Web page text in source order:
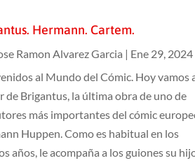
Hermann. Cartem.
Ramon Alvarez Garcia | Ene 29, 2024
al Mundo del Cómic. Hoy vamos
de Brigantus, la última obra de uno de
más importantes del cómic
Huppen. Como es habitual en los
años, le acompaña a los guiones su